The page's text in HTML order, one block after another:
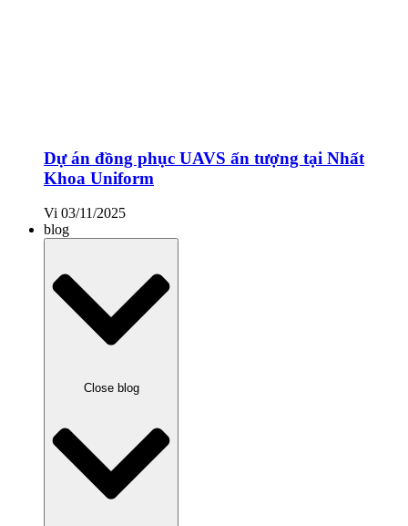
Dự án đồng phục UAVS ấn tượng tại Nhất
Khoa Uniform
Vi 03/11/2025
blog
Close blog